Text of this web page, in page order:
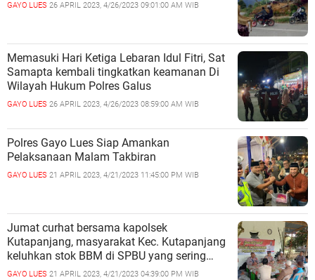
GAYO LUES 26 APRIL 2023, 4/26/2023 09:01:00 AM WIB
Memasuki Hari Ketiga Lebaran Idul Fitri, Sat
Samapta kembali tingkatkan keamanan Di
Wilayah Hukum Polres Galus
GAYO LUES 26 APRIL 2023, 4/26/2023 08:59:00 AM WIB
Polres Gayo Lues Siap Amankan
Pelaksanaan Malam Takbiran
GAYO LUES 21 APRIL 2023, 4/21/2023 11:45:00 PM WIB
Jumat curhat bersama kapolsek
Kutapanjang, masyarakat Kec. Kutapanjang
keluhkan stok BBM di SPBU yang sering
habis
GAYO LUES 21 APRIL 2023, 4/21/2023 04:39:00 PM WIB